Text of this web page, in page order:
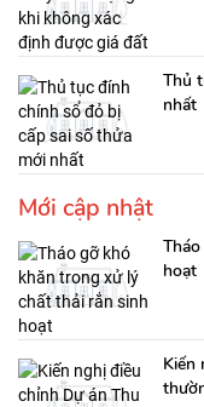
Thủ
nhất
Mới cập nhật
hoạt
Kiến